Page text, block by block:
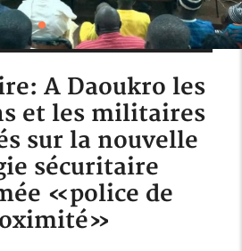
A Daoukro les
et les militaires
sur la nouvelle
sécuritaire
«police de